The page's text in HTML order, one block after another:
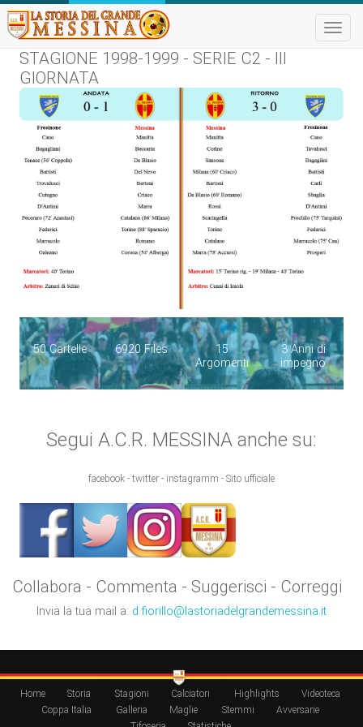
Toggle
STAGIONE 1998-1999 - SERIE C2 - III
GIORNATA
50 Cartelle 6920 Files
15
Argomenti
3 Anni di
impegno
Segui A.C.R. MESSINA anche su:
facebook - twitter - instagramm - Sito ufficiale
Collabora - Commenta - Suggerisci - Correggi
Invia la tua mail a: d.fiorillo@lastoriadelgrandemessina.it
Home Storia Stagioni Calciatori Highlights
Videoteca
Coppa Italia
Galleria Maglie Stemmi
Avversarie